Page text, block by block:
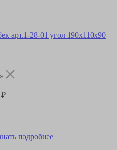
₽
подробнее